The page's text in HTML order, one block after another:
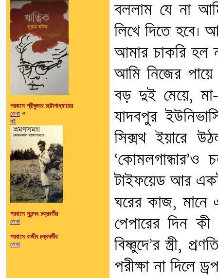
পরবাসে শ্রীকুমার চট্টোপাধ্যায়ের
লেখা ও
বই
পরবাসে সুনন্দন চক্রবর্তীর
লেখা
পরবাসে রাজীব চক্রবর্তীর
লেখা
বললাম যে না
লিখে দিতে হবে।
আমার চাকরি হল
আমি নিজের
বড় দুই মেয়ে,
যাদবপুর
সিক্সথ ইয়ারে
টাইফয়েড আর
ঘরের কাজ, মানে
পেপারের দিন
বিষ্ণুদে’র স্ত্রী,
পরীক্ষা না দিলে